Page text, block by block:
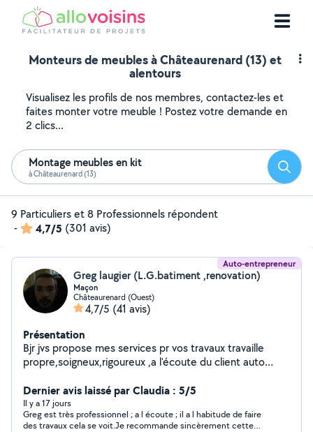
Monteurs de meubles à Châteaurenard (13) et
alentours
Visualisez les profils de nos membres, contactez-les et
faites monter votre meuble ! Postez votre demande en
2 clics...
Montage meubles en kit
à Châteaurenard (13)
9 Particuliers et 8 Professionnels répondent
-
4,7/5 (301 avis)
Auto-entrepreneur
Greg laugier (L.G.batiment ,renovation)
Maçon
Châteaurenard (Ouest)
4,7/5 (41 avis)
Présentation
Bjr jvs propose mes services pr vos travaux travaille
propre,soigneux,rigoureux ,a l'écoute du client auto
ancien et rénovation Je fait tout type de travaux neuf et
ancien
Dernier avis laissé par Claudia : 5/5
Il y a 17 jours
Greg est très professionnel ; a l écoute ; il a l habitude de faire
des travaux cela se voit.Je recommande sincèrement cette